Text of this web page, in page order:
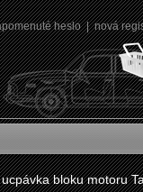
heslo|nová
bloku motoru